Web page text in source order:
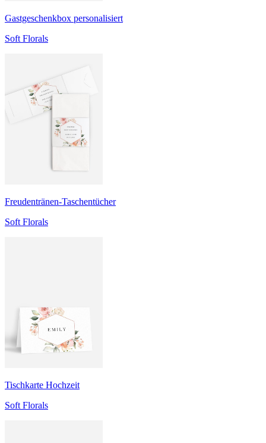
Gastgeschenkbox personalisiert
Soft Florals
Freudentränen-Taschentücher
Soft Florals
Tischkarte Hochzeit
Soft Florals